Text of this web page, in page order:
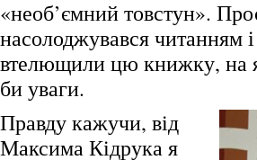
«необ’ємний товстун».
насолоджувався читанням
втелющили цю книжку, на
би уваги.
Правду кажучи, від
Максима Кідрука я